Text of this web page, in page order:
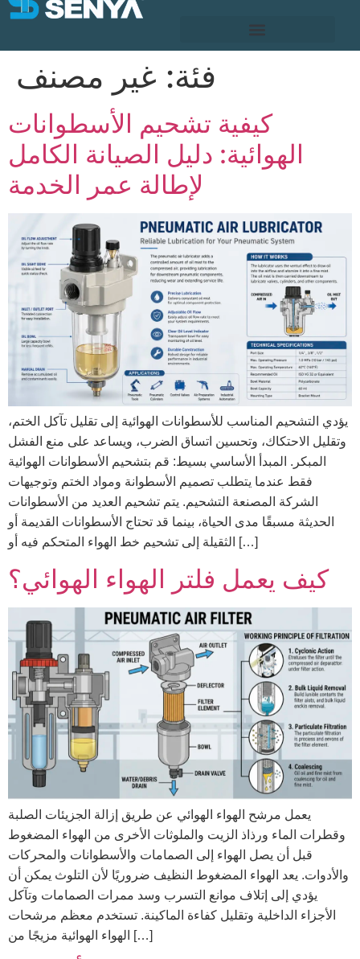
فئة:
كيفية تشحيم الأسطوانات
الهوائية: دليل الصيانة الكامل
لإطالة عمر الخدمة
يؤدي التشحيم المناسب للأسطوانات الهوائية إلى تقليل تآكل الختم،
وتقليل الاحتكاك، وتحسين اتساق الضرب، ويساعد على منع الفشل
المبكر. المبدأ الأساسي بسيط: قم بتشحيم الأسطوانات الهوائية
فقط عندما يتطلب تصميم الأسطوانة ومواد الختم وتوجيهات
الشركة المصنعة التشحيم. يتم تشحيم العديد من الأسطوانات
الحديثة مسبقًا مدى الحياة، بينما قد تحتاج الأسطوانات القديمة أو
الثقيلة إلى تشحيم خط الهواء المتحكم فيه أو […]
كيف يعمل فلتر الهواء الهوائي؟
يعمل مرشح الهواء الهوائي عن طريق إزالة الجزيئات الصلبة
وقطرات الماء ورذاذ الزيت والملوثات الأخرى من الهواء المضغوط
قبل أن يصل الهواء إلى الصمامات والأسطوانات والمحركات
والأدوات. يعد الهواء المضغوط النظيف ضروريًا لأن التلوث يمكن أن
يؤدي إلى إتلاف موانع التسرب وسد ممرات الصمامات وتآكل
الأجزاء الداخلية وتقليل كفاءة الماكينة. تستخدم معظم مرشحات
الهواء الهوائية مزيجًا من […]